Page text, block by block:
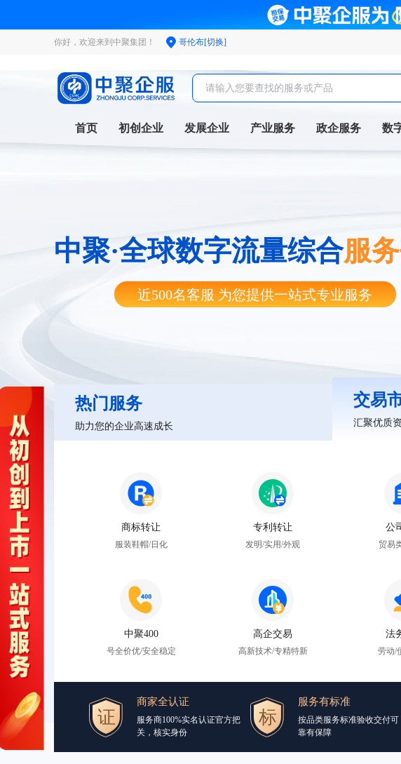
你好，欢迎来到中聚集团！ 哥伦布[切换]
首页 初创企业 发展企业 产业服务 政企服务 数
中聚·全球数字流量综合服
近500名客服 为您提供一站式专业服务
热门服务
助力您的企业高速成长
交易
汇聚优质
商标转让
服装鞋帽/日化
专利转让
发明/实用/外观
公
贸易
中聚400
号全价优/安全稳定
高企交易
高新技术/专精特新
法
劳动/
商家全认证
服务商100%实名认证官方把
关，核实身份
服务有标准
按品类服务标准验收交付可
靠有保障